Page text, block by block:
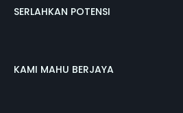
SERLAHKAN POTENSI
KAMI MAHU BERJAYA